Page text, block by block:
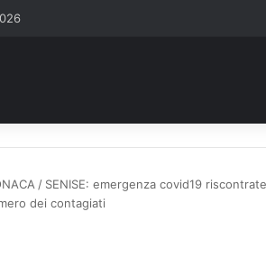
/ SENISE: emergenza covid19
dei contagiati